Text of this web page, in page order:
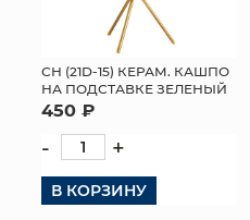
СН (21D-15) КЕРАМ. КАШПО
НА ПОДСТАВКЕ ЗЕЛЕНЫЙ
450 ₽
- +
В КОРЗИНУ